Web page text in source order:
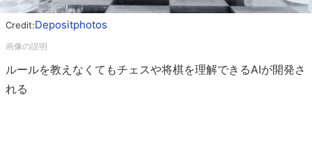
Credit:Depositphotos
ルールを教えなくてもチェスや将棋を理解できるAIが開発さ
れる